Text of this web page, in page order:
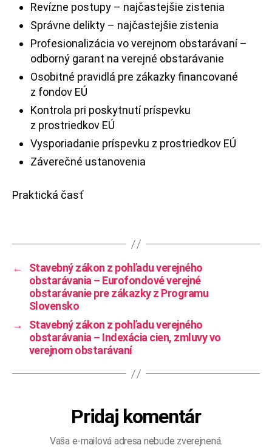
Revízne postupy – najčastejšie zistenia
Správne delikty – najčastejšie zistenia
Profesionalizácia vo verejnom obstarávaní –
odborný garant na verejné obstarávanie
Osobitné pravidlá pre zákazky financované
z fondov EÚ
Kontrola pri poskytnutí príspevku
z prostriedkov EÚ
Vysporiadanie príspevku z prostriedkov EÚ
Záverečné ustanovenia
Praktická časť
←
Stavebný zákon z pohľadu verejného
obstarávania – Eurofondové verejné
obstarávanie pre zákazky z Programu
Slovensko
→
Stavebný zákon z pohľadu verejného
obstarávania – Indexácia cien, zmluvy vo
verejnom obstarávaní
Pridaj komentár
Vaša e-mailová adresa nebude zverejnená.